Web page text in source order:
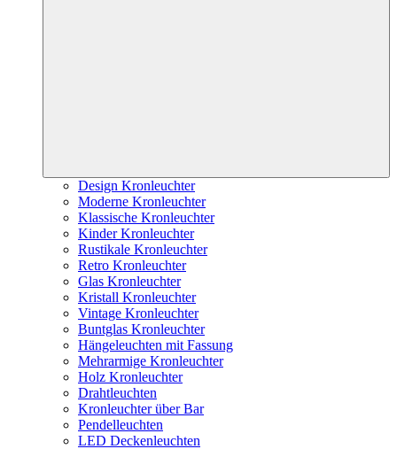
Design Kronleuchter
Moderne Kronleuchter
Klassische Kronleuchter
Kinder Kronleuchter
Rustikale Kronleuchter
Retro Kronleuchter
Glas Kronleuchter
Kristall Kronleuchter
Vintage Kronleuchter
Buntglas Kronleuchter
Hängeleuchten mit Fassung
Mehrarmige Kronleuchter
Holz Kronleuchter
Drahtleuchten
Kronleuchter über Bar
Pendelleuchten
LED Deckenleuchten